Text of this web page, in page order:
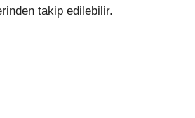
takip edilebilir.